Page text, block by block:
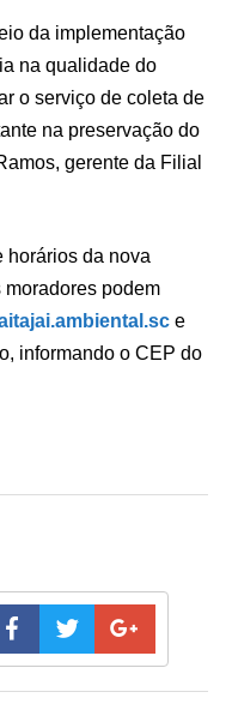
da implementação
na qualidade do
o serviço de coleta de
na preservação do
gerente da Filial
horários da nova
podem
e
informando o CEP do